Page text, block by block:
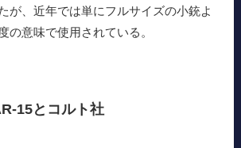
が、近年では単にフルサイズの小銃よ
の意味で使用されている。
15とコルト社